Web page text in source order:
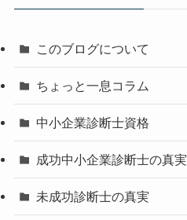
このブログについて
ちょっと一息コラム
中小企業診断士資格
成功中小企業診断士の真実
未成功診断士の真実